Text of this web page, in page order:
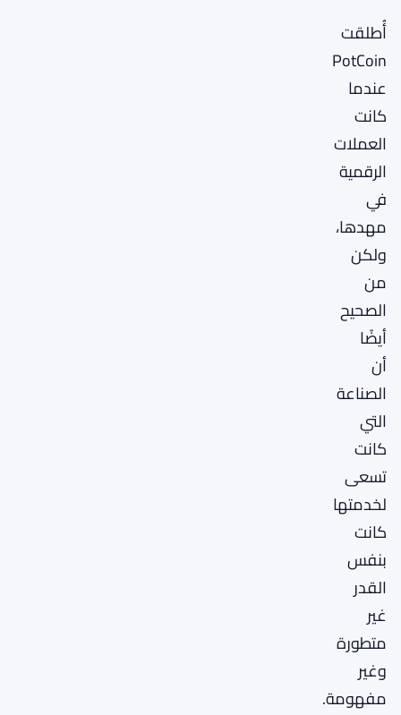
أُطلقت
PotCoin
عندما
كانت
العملات
الرقمية
في
مهدها،
ولكن
من
الصحيح
أيضًا
أن
الصناعة
التي
كانت
تسعى
لخدمتها
كانت
بنفس
القدر
غير
متطورة
وغير
مفهومة.